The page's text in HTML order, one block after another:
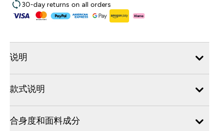
30-day returns on all orders
说明
款式说明
合身度和面料成分